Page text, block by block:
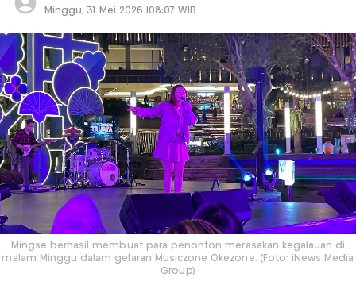
Minggu, 31 Mei 2026 |08:07 WIB
Mingse berhasil membuat para penonton merasakan kegalauan di
malam Minggu dalam gelaran Musiczone Okezone. (Foto: iNews Media
Group)